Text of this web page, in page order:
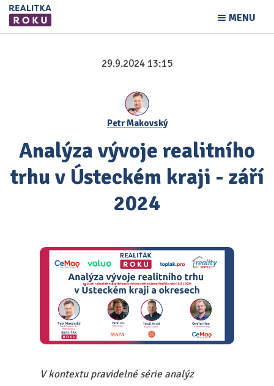
MENU
29.9.2024 13:15
Petr Makovský
Analýza vývoje realitního
trhu v Ústeckém kraji - září
2024
V kontextu pravidelné série analýz